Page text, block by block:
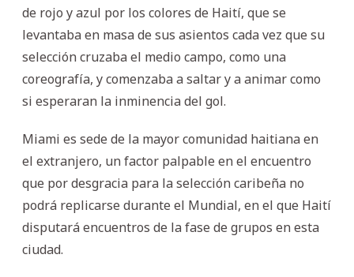
de rojo y azul por los colores de Haití, que se
levantaba en masa de sus asientos cada vez que su
selección cruzaba el medio campo, como una
coreografía, y comenzaba a saltar y a animar como
si esperaran la inminencia del gol.
Miami es sede de la mayor comunidad haitiana en
el extranjero, un factor palpable en el encuentro
que por desgracia para la selección caribeña no
podrá replicarse durante el Mundial, en el que Haití
disputará encuentros de la fase de grupos en esta
ciudad.